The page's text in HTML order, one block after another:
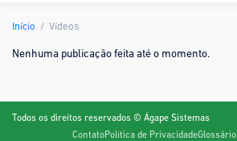
Início Vídeos
Nenhuma publicação feita até o momento.
Todos os direitos reservados © Ágape Sistemas
ContatoPolítica de PrivacidadeGlossário